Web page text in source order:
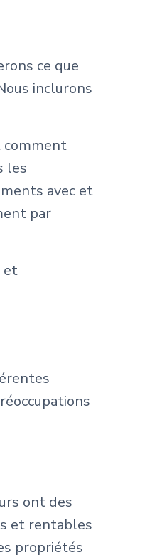
ce que
inclurons
comment
les
avec et
par
et
ont des
et rentables
propriétés